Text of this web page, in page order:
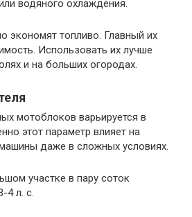
водяного охлаждения.
экономят топливо. Главный их
Использовать их лучше
и на больших огородах.
мотоблоков варьируется в
этот параметр влияет на
даже в сложных условиях.
участке в пару соток
4 л. с.